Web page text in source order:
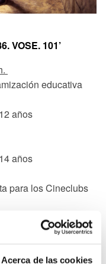
Acerca de las cookies
VOSE. 101’
educativa
años
años
para los Cineclubs
de los 80 regresa a
Una
con el